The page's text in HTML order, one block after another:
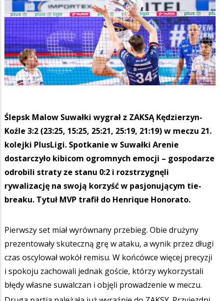
Ślepsk Malow Suwałki wygrał z ZAKSĄ Kędzierzyn-
Koźle 3:2 (23:25, 15:25, 25:21, 25:19, 21:19) w meczu 21.
kolejki PlusLigi. Spotkanie w Suwałki Arenie
dostarczyło kibicom ogromnych emocji – gospodarze
odrobili straty ze stanu 0:2 i rozstrzygnęli
rywalizację na swoją korzyść w pasjonującym tie-
breaku. Tytuł MVP trafił do Henrique Honorato.
Pierwszy set miał wyrównany przebieg. Obie drużyny
prezentowały skuteczną grę w ataku, a wynik przez długi
czas oscylował wokół remisu. W końcówce więcej precyzji
i spokoju zachowali jednak goście, którzy wykorzystali
błędy własne suwalczan i objęli prowadzenie w meczu.